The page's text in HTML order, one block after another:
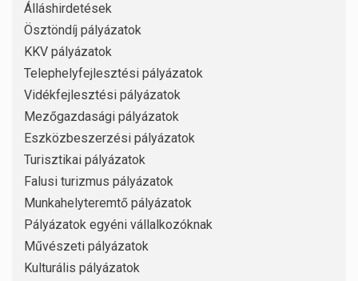
Álláshirdetések
Ösztöndíj pályázatok
KKV pályázatok
Telephelyfejlesztési pályázatok
Vidékfejlesztési pályázatok
Mezőgazdasági pályázatok
Eszközbeszerzési pályázatok
Turisztikai pályázatok
Falusi turizmus pályázatok
Munkahelyteremtő pályázatok
Pályázatok egyéni vállalkozóknak
Művészeti pályázatok
Kulturális pályázatok